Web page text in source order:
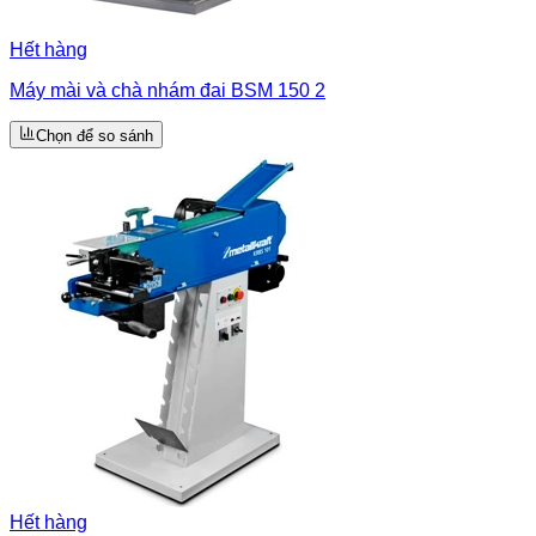
Hết hàng
Máy mài và chà nhám đai BSM 150 2
Chọn để so sánh
Hết hàng